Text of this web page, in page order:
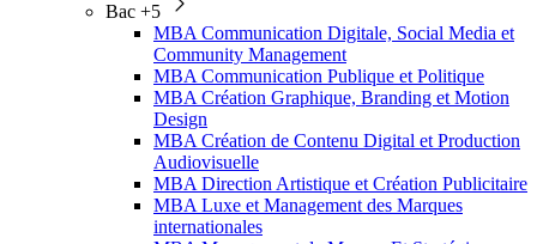
Bac +5
MBA Communication Digitale, Social Media et
Community Management
MBA Communication Publique et Politique
MBA Création Graphique, Branding et Motion
Design
MBA Création de Contenu Digital et Production
Audiovisuelle
MBA Direction Artistique et Création Publicitaire
MBA Luxe et Management des Marques
internationales